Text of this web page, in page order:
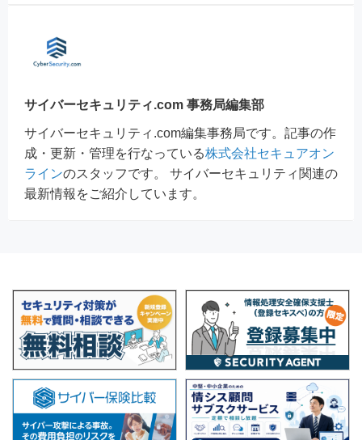
サイバーセキュリティ.com 事務局編集部
サイバーセキュリティ.com編集事務局です。記事の作
成・更新・管理を行なっている株式会社セキュアオン
ラインのスタッフです。 サイバーセキュリティ関連の
最新情報をご紹介しています。